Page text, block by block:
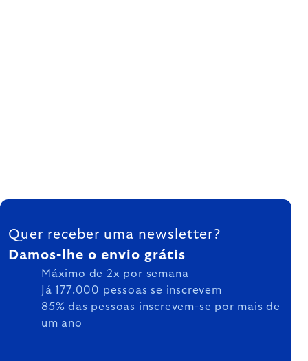
FOOTER
Quer receber uma newsletter?
Damos-lhe o envio grátis
Máximo de 2x por semana
Já 177.000 pessoas se inscrevem
85% das pessoas inscrevem-se por mais de
um ano